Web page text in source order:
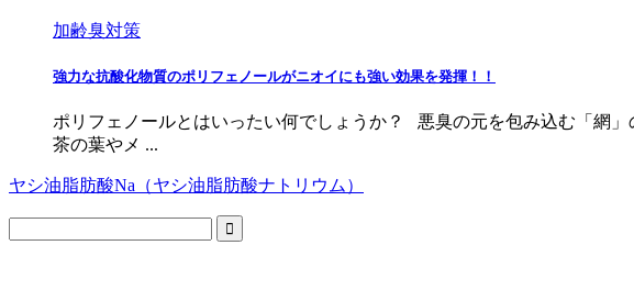
加齢臭対策
強力な抗酸化物質のポリフェノールがニオイにも強い効果を発揮！！
ポリフェノールとはいったい何でしょうか？ 悪臭の元を包み込む「網
茶の葉やメ ...
ヤシ油脂肪酸Na（ヤシ油脂肪酸ナトリウム）